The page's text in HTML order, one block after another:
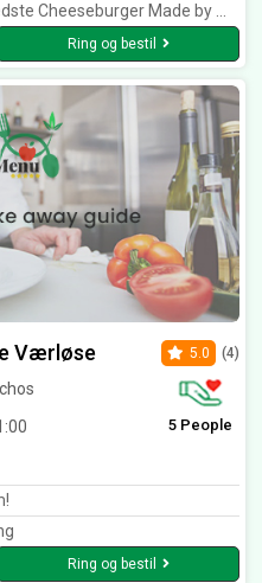
Made by Muhamed !!
Ring og bestil
Værløse 5.0 (4)
5 People
Ring og bestil